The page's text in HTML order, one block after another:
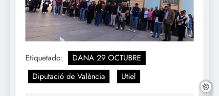
Etiquetado:
DANA 29 OCTUBRE
Diputació de València
Utiel